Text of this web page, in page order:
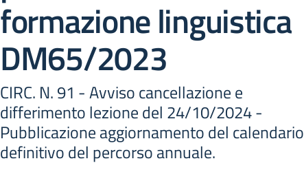
formazione linguistica
DM65/2023
CIRC. N. 91 - Avviso cancellazione e
differimento lezione del 24/10/2024 -
Pubblicazione aggiornamento del calendario
definitivo del percorso annuale.